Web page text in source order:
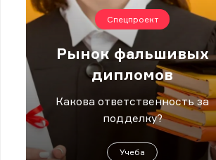
Спецпроект
Рынок фальшивых
дипломов
Какова ответственность за
подделку?
Учеба